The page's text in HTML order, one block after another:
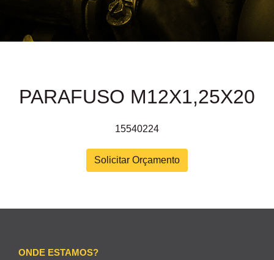
PARAFUSO M12X1,25X20
15540224
Solicitar Orçamento
ONDE ESTAMOS?